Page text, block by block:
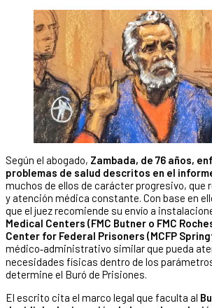
Según el abogado, Zambada, de 76 años,
problemas de salud descritos en el
muchos de ellos de carácter progresivo, que
y atención médica constante. Con base en
que el juez recomiende su envío a
Medical Centers (FMC Butner o FMC
Center for Federal Prisoners (MCFP
médico‑administrativo similar que pueda
necesidades físicas dentro de los
determine el Buró de Prisiones.
El escrito cita el marco legal que faculta al